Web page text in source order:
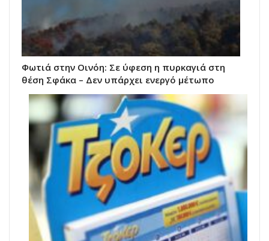
Φωτιά στην Οινόη: Σε ύφεση η πυρκαγιά στη
θέση Σφάκα – Δεν υπάρχει ενεργό μέτωπο